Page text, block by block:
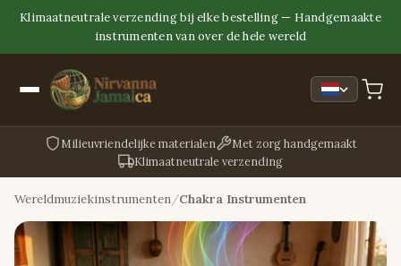
Klimaatneutrale verzending bij elke bestelling — Handgemaakte
instrumenten van over de hele wereld
Milieuvriendelijke materialen
Met zorg handgemaakt
Klimaatneutrale verzending
Wereldmuziekinstrumenten Chakra Instrumenten